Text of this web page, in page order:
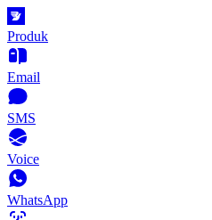
Produk
Email
SMS
Voice
WhatsApp